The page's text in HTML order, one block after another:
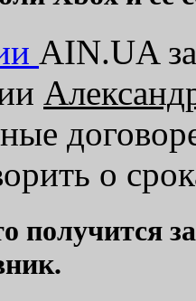
AIN.UA
о
получится